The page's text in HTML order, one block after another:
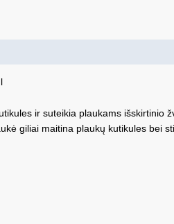
ir suteikia plaukams išskirtinio
giliai maitina plaukų kutikules bei